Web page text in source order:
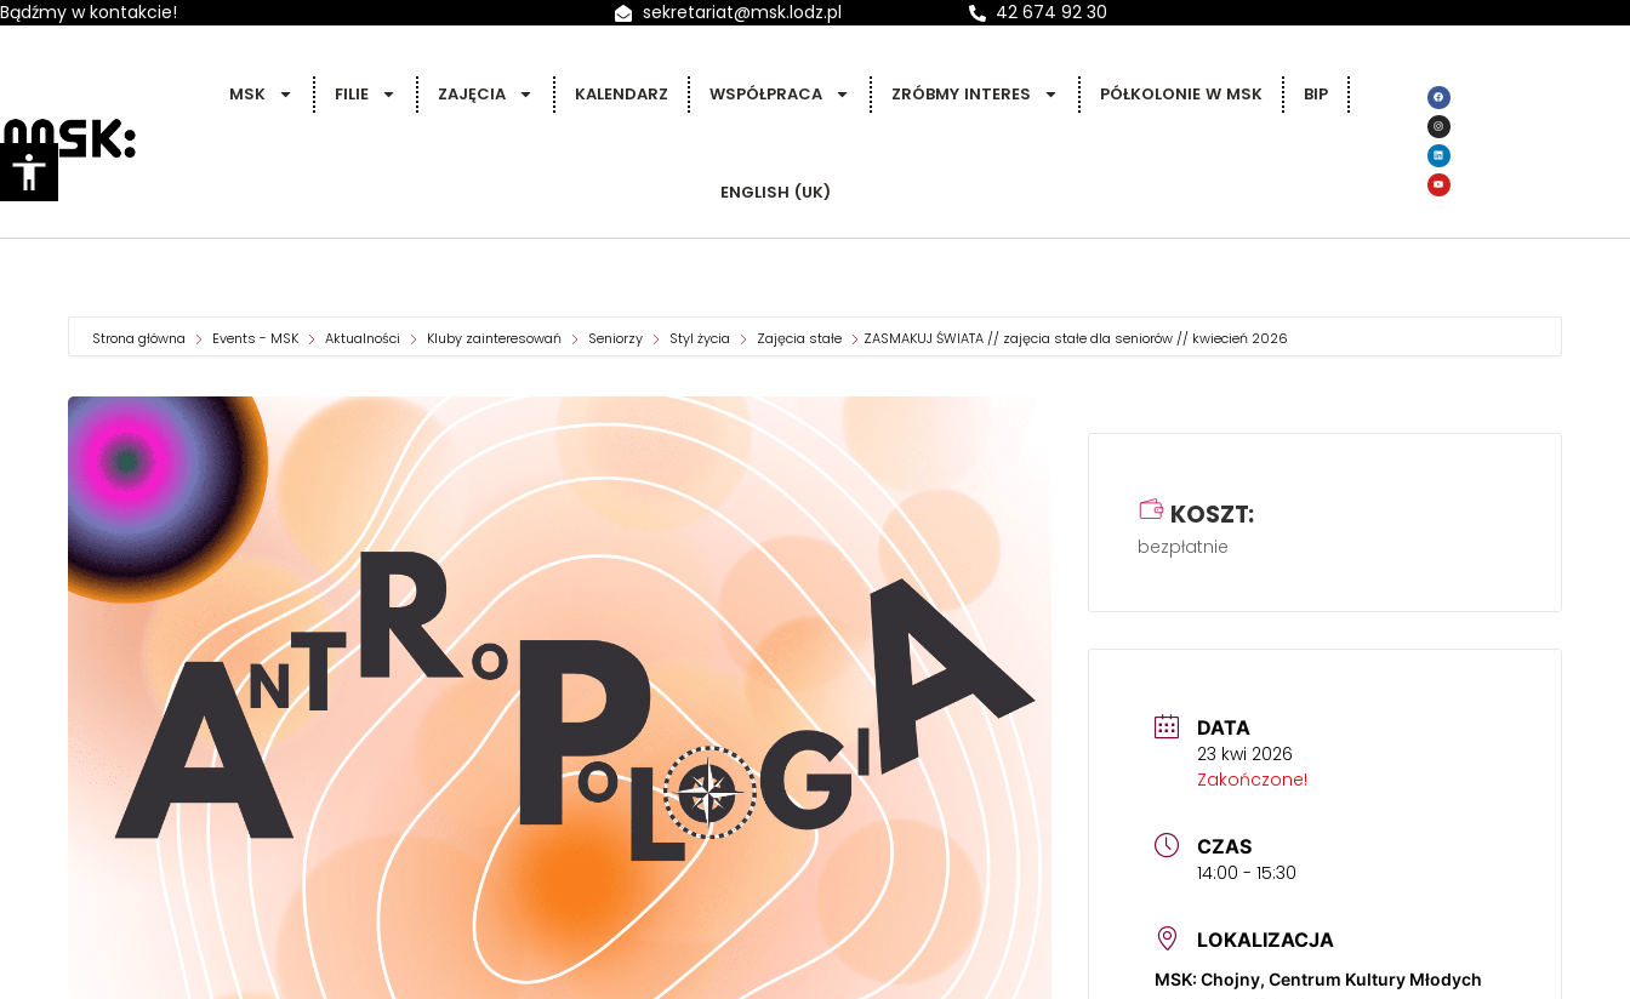
Bądźmy w kontakcie! sekretariat@msk.lodz.pl 42 674 92 30
MSK FILIE ZAJĘCIA KALENDARZ WSPÓŁPRACA ZRÓBMY INTERES PÓŁKOLONIE W MSK BIP
ENGLISH (UK)
Strona główna Events - MSK Aktualności Kluby zainteresowań Seniorzy Styl życia Zajęcia stałe ZASMAKUJ ŚWIATA // zajęcia stałe dla seniorów // kwiecień 2026
DATA
23 kwi 2026
Zakończone!
CZAS
14:00 - 15:30
LOKALIZACJA
MSK: Chojny, Centrum Kultury Młodych
KOSZT:
bezpłatnie